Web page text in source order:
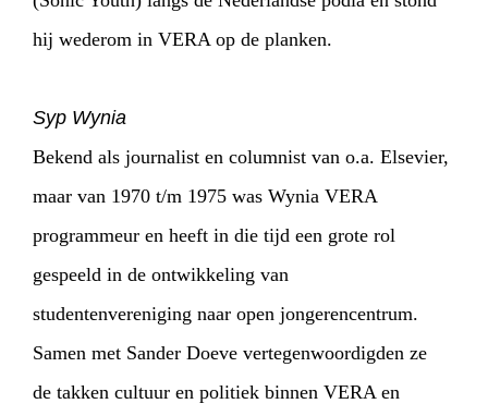
hij wederom in VERA op de planken.
Syp Wynia
Bekend als journalist en columnist van o.a. Elsevier,
maar van 1970 t/m 1975 was Wynia VERA
programmeur en heeft in die tijd een grote rol
gespeeld in de ontwikkeling van
studentenvereniging naar open jongerencentrum.
Samen met Sander Doeve vertegenwoordigden ze
de takken cultuur en politiek binnen VERA en